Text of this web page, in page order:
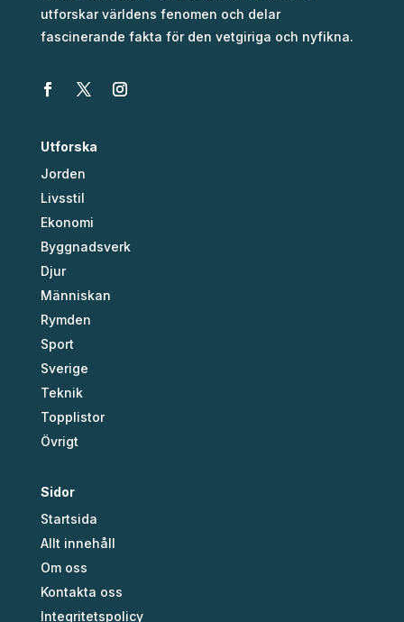
utforskar världens fenomen och delar
fascinerande fakta för den vetgiriga och nyfikna.
Utforska
Jorden
Livsstil
Ekonomi
Byggnadsverk
Djur
Människan
Rymden
Sport
Sverige
Teknik
Topplistor
Övrigt
Sidor
Startsida
Allt innehåll
Om oss
Kontakta oss
Integritetspolicy